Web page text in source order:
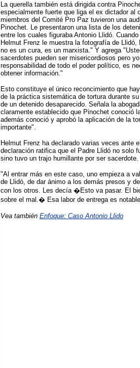
La querella también está dirigida contra
especialmente fuerte que liga el ex dictador al
miembros del Comité Pro Paz tuvieron una
Pinochet. Le presentaron una lista de los
entre los cuales figuraba Antonio Llidó.
Helmut Frenz le muestra la fotografía de
no es un cura, es un marxista." Y agrega
sacerdotes pueden ser misericordiosos pero
responsabilidad de todo el poder político, es
obtener información."
Esto constituye el único reconcimiento que
de la práctica sistemática de tortura durante
de un detenido desaparecido. Señala la
claramente establecido que Pinochet conoció
además conoció y aprobó la aplicación de la
importante".
Helmut Frenz ha declarado varias veces ante
declaración ratifica que el Padre Llidó no solo
sino tuvo un trajo humillante por ser sacerdote.
"Al entrar más en este caso, uno empieza a
de Llidó, de dar ánimo a los demás presos y
con los otros. Les decía �Esto va pasar. El
sobre el mal.� Esa labor de entrega es
Vea también Enfoque: Caso Antonio Llido